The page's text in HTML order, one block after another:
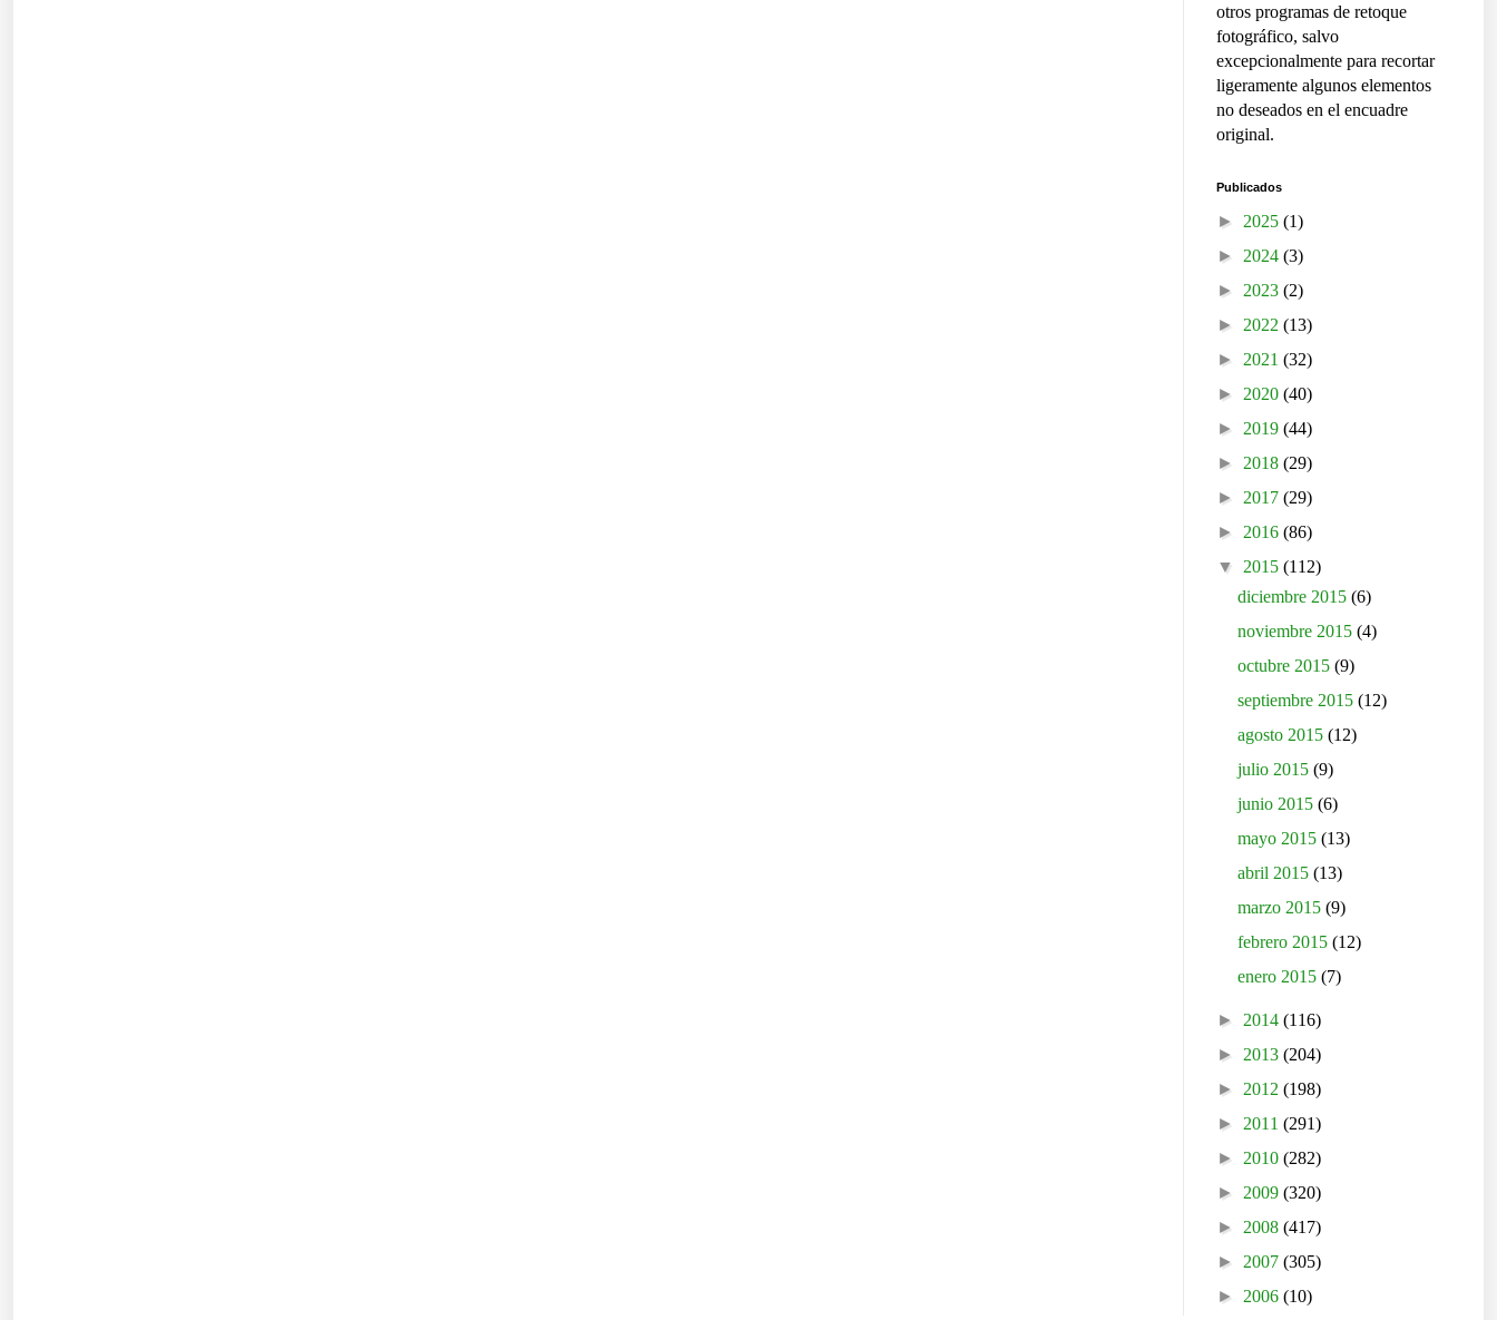
otros programas de retoque
fotográfico, salvo
excepcionalmente para recortar
ligeramente algunos elementos
no deseados en el encuadre
original.
Publicados
► 2025 (1)
► 2024 (3)
► 2023 (2)
► 2022 (13)
► 2021 (32)
► 2020 (40)
► 2019 (44)
► 2018 (29)
► 2017 (29)
► 2016 (86)
▼ 2015 (112)
diciembre 2015(6)
noviembre 2015(4)
octubre 2015(9)
septiembre 2015(12)
agosto 2015(12)
julio 2015(9)
junio 2015(6)
mayo 2015(13)
abril 2015(13)
marzo 2015(9)
febrero 2015(12)
enero 2015(7)
► 2014 (116)
► 2013 (204)
► 2012 (198)
► 2011 (291)
► 2010 (282)
► 2009 (320)
► 2008 (417)
► 2007 (305)
► 2006 (10)